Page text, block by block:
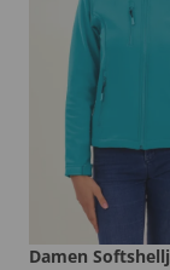
Damen